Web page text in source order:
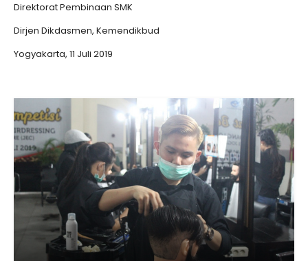
Direktorat Pembinaan SMK
Dirjen Dikdasmen, Kemendikbud
Yogyakarta, 11 Juli 2019